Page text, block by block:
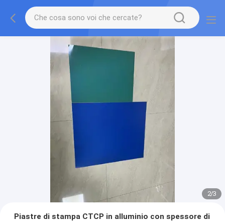
2/3
Piastre di stampa CTCP in alluminio con spessore di